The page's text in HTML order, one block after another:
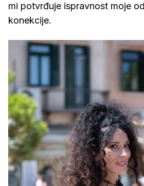
mi potvrđuje ispravnost moje
konekcije.